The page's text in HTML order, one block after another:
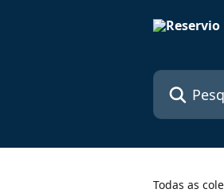
Pesquisar
Todas as